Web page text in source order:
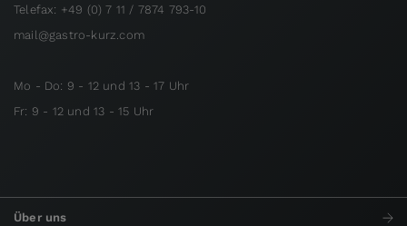
Telefax: +49 (0) 7 11 / 7874 793-10
mail@gastro-kurz.com
Mo - Do: 9 - 12 und 13 - 17 Uhr
Fr: 9 - 12 und 13 - 15 Uhr
Über uns